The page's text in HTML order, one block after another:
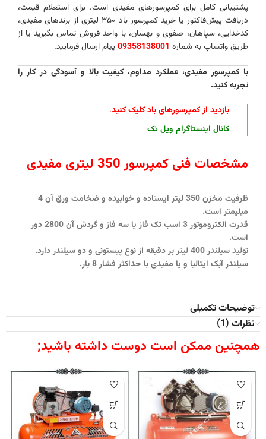
پشتیبانی کامل برای کمپرسورهای مفیدی است. برای استعلام قیمت،
دریافت پیش‌فاکتور یا خرید کمپرسور باد ۳۵۰ لیتری از برندهای مفیدی،
کدخدایی، سپاهان، صفوی و بهسان، با واحد فروش تماس بگیرید یا از
طریق واتساپ به شماره 09358138001پیام ارسال فرمایید.
با کمپرسور مفیدی، عملکرد مداوم، کیفیت بالا و آسودگی در کار را
تجربه کنید.
بازدید از کمپرسورهای باد کلیک کنید.
کانال اینستاگرام ویل تک
مشخصات فنی کمپرسور 350 لیتری مفیدی
ظرفیت مخزن 350 لیتر ایستاده و خوابیده و ضخامت ورق آن 4
میلیمتر است.
قدرت الکتروموتور 3 اسب تک فاز یا سه فاز و گردش آن 2800 دور
است.
تولید سیلندر 400 لیتر بر دقیقه از نوع پیستونی و دو سیلندر دارد.
سیلندر آبک ایتالیا و یا مفیدی با حداکثر فشار 8 بار.
توضیحات تکمیلی
نظرات (1)
همچنین ممکن است دوست داشته باشید;